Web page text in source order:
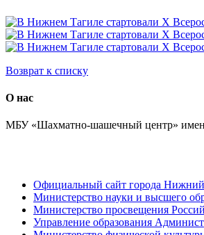
Возврат к списку
О нас
МБУ «Шахматно-шашечный центр»
Официальный сайт города
Министерство науки и высшего
Министерство просвещения
Управление образования